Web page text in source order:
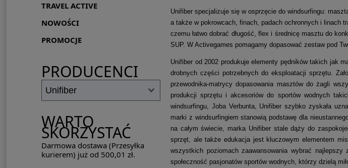
TRAVEL ACTIVE
NOWOŚCI
PROMOCJE
PRODUCENCI
WARTO
SKORZYSTAĆ
Darmowa dostawa (Przesyłka
kurierem) już od 500,01 zł.
Unifiber specjalizuje się w osprzęcie do windsurfingu:
a także w pokrowcach, finach, padach ochronnych i linach
czemu łatwo dobrać długość, flex i średnicę masztu do
SUP. W Activegames pomagamy dopasować zestaw pod
Unifiber od 2002 produkuje elementy pędników takich jak
drobnych części potrzebnych do eksploatacji sprzętu.
przewodnika-matrycy dopasowania masztów do żagli
produkcjisprzętu i akcesoriów do sportów wodnych
windsurfingu, Joba Verbunta, Unifiber szybko zyskała
marki z windsurfingiem stanowią podstawę dla
na całym świecie, marka Unifiber stale dąży do
sprzęt, ale także edukacja jest kluczowym elementem
wszystkich poziomach zaawansowania wybrać
społeczność pasjonatów sportów wodnych, którzy dzielą